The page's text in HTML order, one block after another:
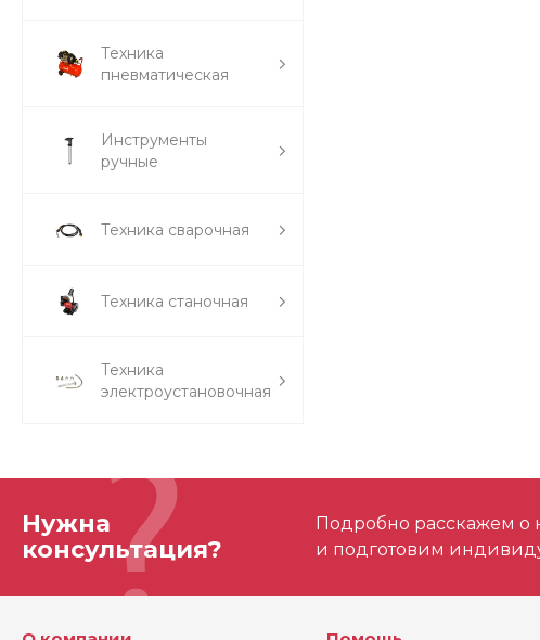
Техника
пневматическая
Инструменты
ручные
Техника сварочная
Техника станочная
Техника
электроустановочная
Нужна
консультация?
Подробно расскажем о
и подготовим